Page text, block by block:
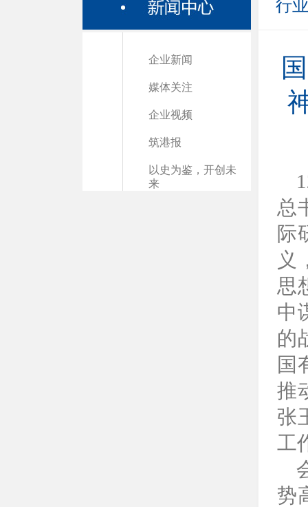
企业新闻
媒体关注
企业视频
筑港报
以史为鉴，开创未
来
行
总
际
义
思
中
的
国
推
张
工
势